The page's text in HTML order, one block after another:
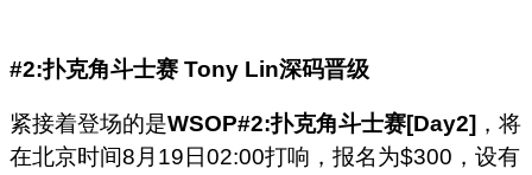
#2:扑克角斗士赛 Tony Lin深码晋级
紧接着登场的是WSOP#2:扑克角斗士赛[Day2] ，将
在北京时间8月19日02:00打响，报名为$300，设有